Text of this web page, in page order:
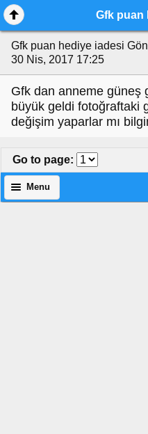
Gfk puan
Gfk puan hediye iadesi
30 Nis, 2017 17:25
Gfk dan anneme güneş
büyük geldi fotoğraftaki
değişim yaparlar mı
Go to page:
Menu